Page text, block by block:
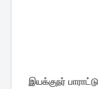
இயக்குநர்